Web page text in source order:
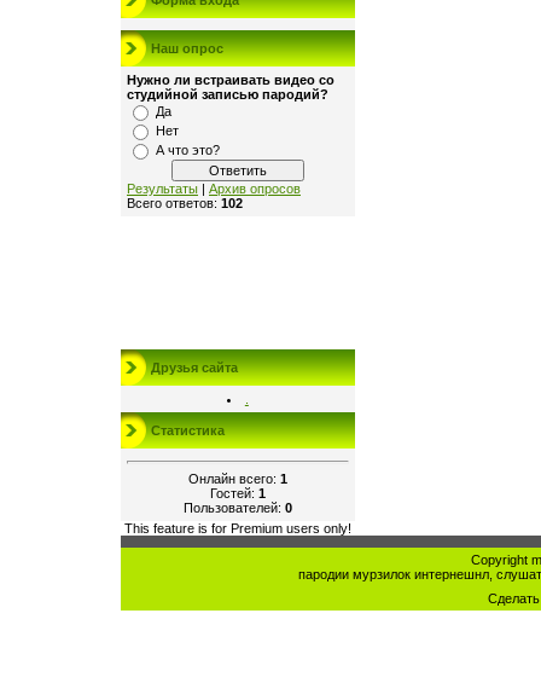
Наш опрос
Нужно ли встраивать видео со
студийной записью пародий?
Да
Нет
А что это?
Результаты | Архив опросов
Всего ответов: 102
Друзья сайта
Статистика
Онлайн всего: 1
Гостей: 1
Пользователей: 0
This feature is for Premium users only!
Copyright
пародии мурзилок интернешнл,